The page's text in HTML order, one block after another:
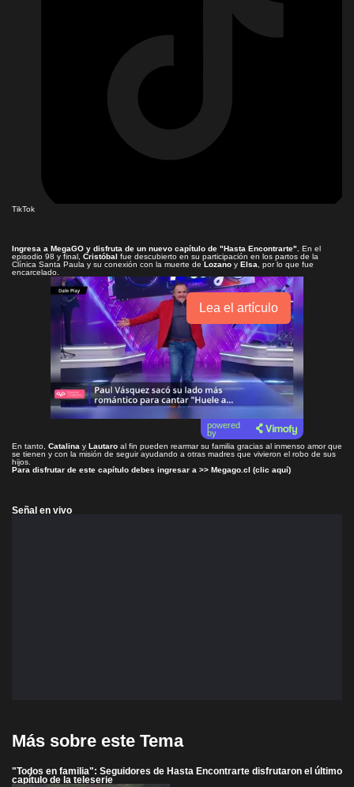
TikTok
Ingresa a MegaGO y disfruta de un nuevo capítulo de "Hasta Encontrarte"
En el
episodio 98 y final, Cristóbal fue descubierto en su participación en los partos de la
Clínica Santa Paula y su conexión con la muerte de Lozano y Elsa , por lo que fue
encarcelado.
Lea el artículo
powered
by
En tanto, Catalina y Lautaro al fin pueden rearmar su familia gracias al inmenso amor que
se tienen y con la misión de seguir ayudando a otras madres que vivieron el robo de sus
hijos.
Para disfrutar de este capítulo debes ingresar a >> Megago.cl (clic aquí)
Señal en vivo
Más sobre este Tema
"Todos en familia": Seguidores de Hasta Encontrarte disfrutaron el último
capítulo de la teleserie